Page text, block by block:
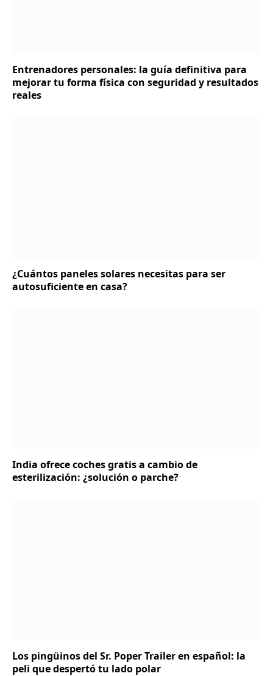
Entrenadores personales: la guía definitiva para
mejorar tu forma física con seguridad y resultados
reales
¿Cuántos paneles solares necesitas para ser
autosuficiente en casa?
India ofrece coches gratis a cambio de
esterilización: ¿solución o parche?
Los pingüinos del Sr. Poper Trailer en español: la
peli que despertó tu lado polar